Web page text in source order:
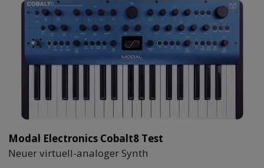
Modal Electronics Cobalt8 Test
Neuer virtuell-analoger Synth